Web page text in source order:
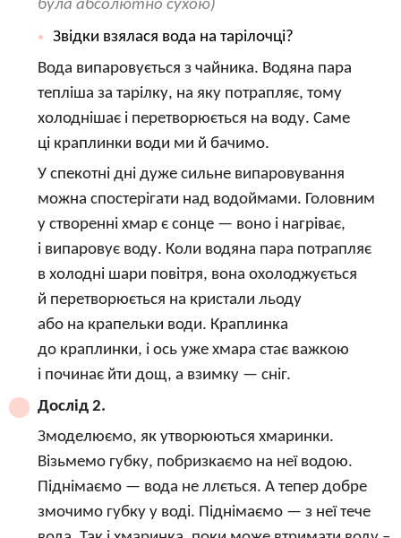
була абсолютно сухою)
Звідки взялася вода на тарілочці?
Вода випаровується з чайника. Водяна пара
тепліша за тарілку, на яку потрапляє, тому
холоднішає і перетворюється на воду. Саме
ці краплинки води ми й бачимо.
У спекотні дні дуже сильне випаровування
можна спостерігати над водоймами. Головним
у створенні хмар є сонце — воно і нагріває,
і випаровує воду. Коли водяна пара потрапляє
в холодні шари повітря, вона охолоджується
й перетворюється на кристали льоду
або на крапельки води. Краплинка
до краплинки, і ось уже хмара стає важкою
і починає йти дощ, а взимку — сніг.
Дослід 2.
Змоделюємо, як утворюються хмаринки.
Візьмемо губку, побризкаємо на неї водою.
Піднімаємо — вода не ллється. А тепер добре
змочимо губку у воді. Піднімаємо — з неї тече